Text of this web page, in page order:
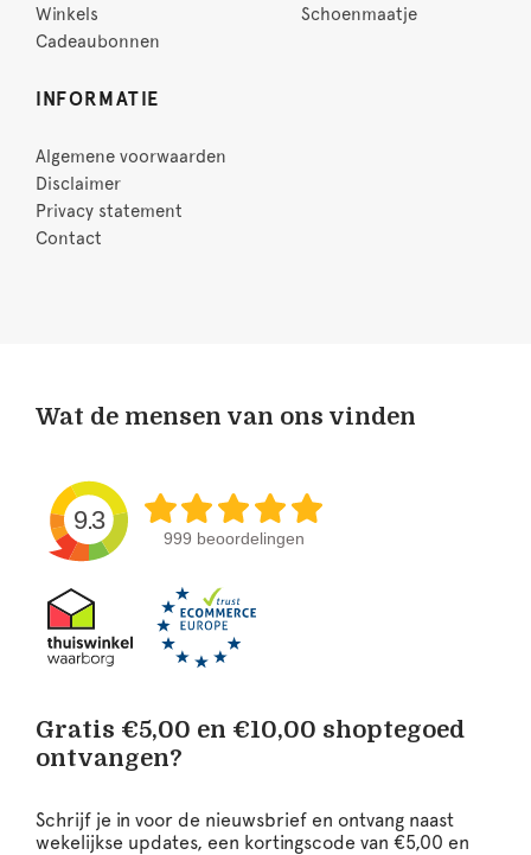
Winkels
Cadeaubonnen
Schoenmaatje
INFORMATIE
Algemene voorwaarden
Disclaimer
Privacy statement
Contact
Wat de mensen van ons vinden
9.3
999 beoordelingen
Gratis €5,00 en €10,00 shoptegoed
ontvangen?
Schrijf je in voor de nieuwsbrief en ontvang naast
wekelijkse updates, een kortingscode van €5,00 en